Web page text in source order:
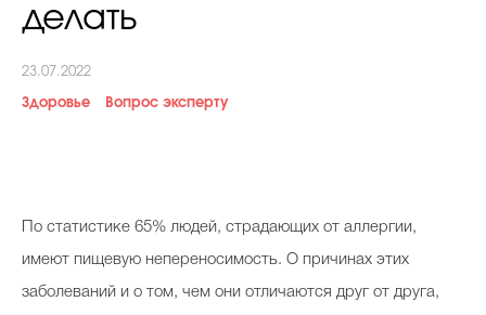
Худеем правильно
делать
23.07.2022
Здоровье Вопрос эксперту
По статистике 65% людей, страдающих от аллергии,
имеют пищевую непереносимость. О причинах этих
заболеваний и о том, чем они отличаются друг от друга,